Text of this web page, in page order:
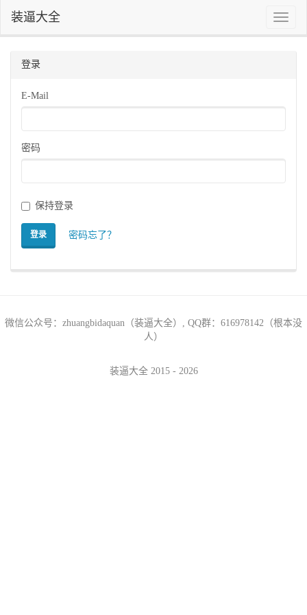
Toggle
装逼大全
登录
E-Mail
密码
保持登录
登录 密码忘了？
微信公众号：zhuangbidaquan（装逼大全）, QQ群：616978142（根本没
人）
装逼大全 2015 - 2026